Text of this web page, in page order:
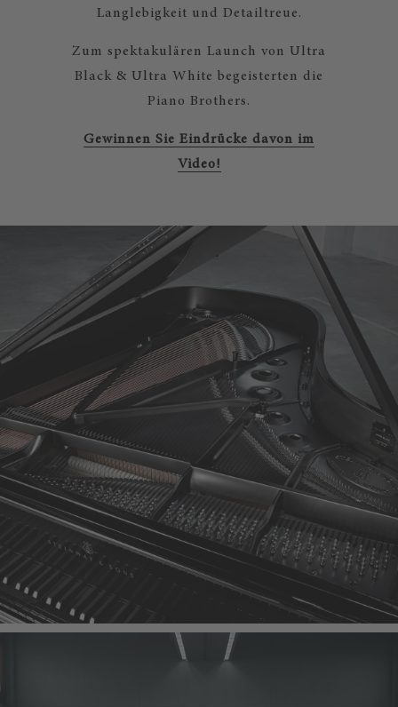
Langlebigkeit und Detailtreue.
Zum spektakulären Launch von Ultra
Black & Ultra White begeisterten die
Piano Brothers.
Gewinnen Sie Eindrücke davon im
Video!